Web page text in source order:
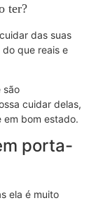
ter?
das suas
que reais e
são
cuidar delas,
em bom estado.
porta-
ela é muito